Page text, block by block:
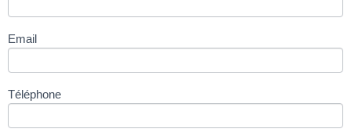
Email
Téléphone